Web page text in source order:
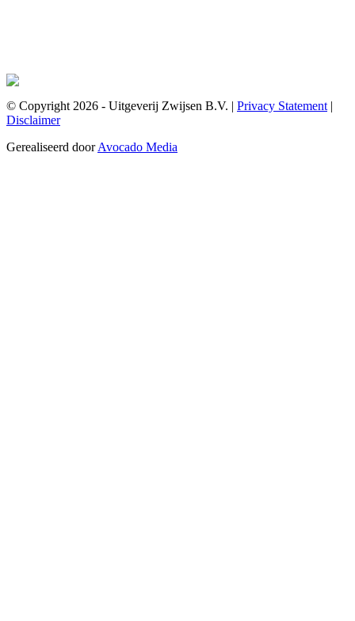
© Copyright 2026 - Uitgeverij Zwijsen B.V. | Privacy Statement |
Disclaimer
Gerealiseerd doorAvocado Media